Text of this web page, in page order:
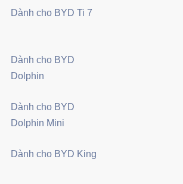
Dành cho BYD Ti 7
Dành cho BYD
Dolphin
Dành cho BYD
Dolphin Mini
Dành cho BYD King